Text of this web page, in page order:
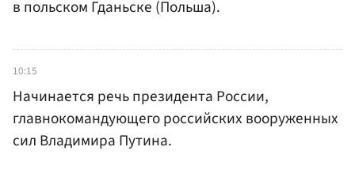
в польском Гданьске (Польша).
10:15
Начинается речь президента России,
главнокомандующего российских вооруженных
сил Владимира Путина.